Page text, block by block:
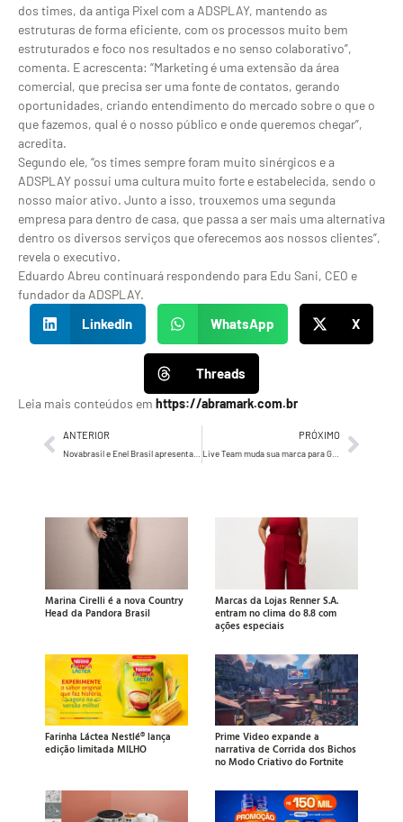
dos times, da antiga Pixel com a ADSPLAY, mantendo as
estruturas de forma eficiente, com os processos muito bem
estruturados e foco nos resultados e no senso colaborativo”,
comenta. E acrescenta: “Marketing é uma extensão da área
comercial, que precisa ser uma fonte de contatos, gerando
oportunidades, criando entendimento do mercado sobre o que o
que fazemos, qual é o nosso público e onde queremos chegar”,
acredita.
Segundo ele, “os times sempre foram muito sinérgicos e a
ADSPLAY possui uma cultura muito forte e estabelecida, sendo o
nosso maior ativo. Junto a isso, trouxemos uma segunda
empresa para dentro de casa, que passa a ser mais uma alternativa
dentro os diversos serviços que oferecemos aos nossos clientes”,
revela o executivo.
Eduardo Abreu continuará respondendo para Edu Sani, CEO e
fundador da ADSPLAY.
LinkedIn WhatsApp X
Threads
Leia mais conteúdos em https://abramark.com.br
ANTERIOR PRÓXIMO
Live Team muda sua marca para Glint e aposta em total brand experience com novo time e posicionamento
Marina Cirelli é a nova Country
Head da Pandora Brasil
Marcas da Lojas Renner S.A.
entram no clima do 8.8 com
ações especiais
Farinha Láctea Nestlé® lança
edição limitada MILHO
Prime Video expande a
narrativa de Corrida dos Bichos
no Modo Criativo do Fortnite